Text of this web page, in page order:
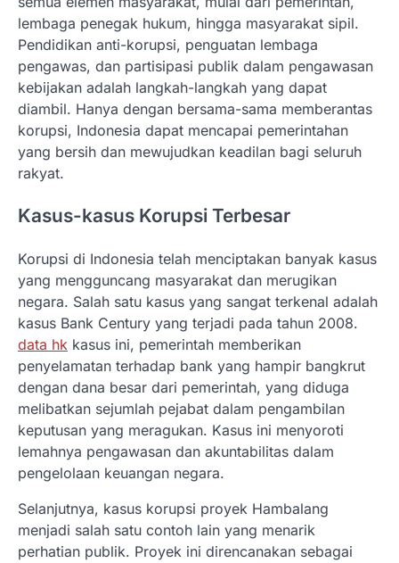
lembaga penegak hukum, hingga masyarakat sipil.
Pendidikan anti-korupsi, penguatan lembaga
pengawas, dan partisipasi publik dalam pengawasan
kebijakan adalah langkah-langkah yang dapat
diambil. Hanya dengan bersama-sama memberantas
korupsi, Indonesia dapat mencapai pemerintahan
yang bersih dan mewujudkan keadilan bagi seluruh
rakyat.
Kasus-kasus Korupsi Terbesar
Korupsi di Indonesia telah menciptakan banyak kasus
yang mengguncang masyarakat dan merugikan
negara. Salah satu kasus yang sangat terkenal adalah
kasus Bank Century yang terjadi pada tahun 2008.
data hk kasus ini, pemerintah memberikan
penyelamatan terhadap bank yang hampir bangkrut
dengan dana besar dari pemerintah, yang diduga
melibatkan sejumlah pejabat dalam pengambilan
keputusan yang meragukan. Kasus ini menyoroti
lemahnya pengawasan dan akuntabilitas dalam
pengelolaan keuangan negara.
Selanjutnya, kasus korupsi proyek Hambalang
menjadi salah satu contoh lain yang menarik
perhatian publik. Proyek ini direncanakan sebagai